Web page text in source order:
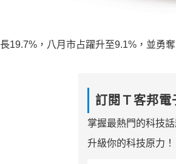
19.7%，八月市占躍升至9.1%，並勇
訂閱Ｔ客邦電
掌握最熱門的科技
升級你的科技原力！